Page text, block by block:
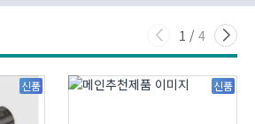
1 / 4
신품 신품